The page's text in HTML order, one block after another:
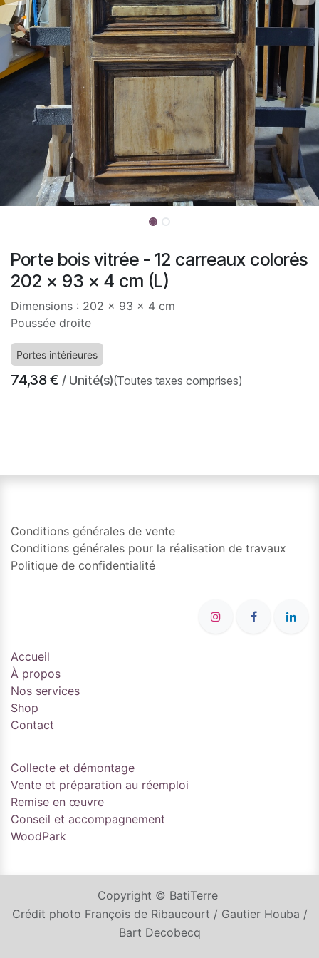
Porte bois vitrée - 12 carreaux colorés
202 x 93 x 4 cm (L)
Dimensions : 202 x 93 x 4 cm
Poussée droite
Portes intérieures
74,38€ / Unité(s)(Toutes taxes comprises)
Conditions générales de vente
Conditions générales pour la réalisation de travaux
Politique de confidentialité
Accueil
À propos
Nos services
Shop
Contact
Collecte et démontage
Vente et préparation au réemploi
Remise en œuvre
Conseil et accompagnement
WoodPark
Copyright © BatiTerre
Crédit photo François de Ribaucourt / Gautier Houba /
Bart Decobecq